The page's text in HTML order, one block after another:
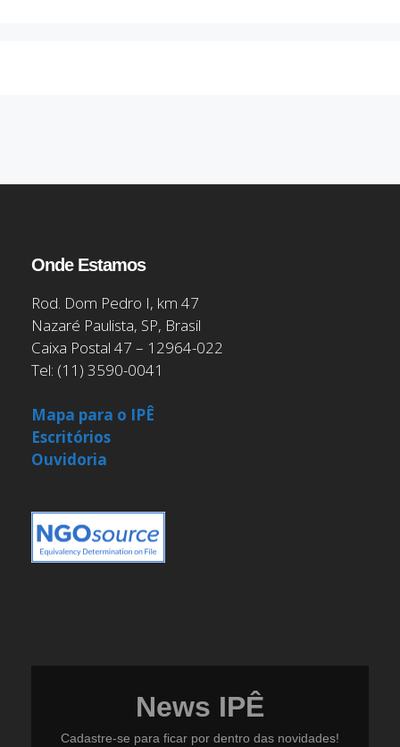
Onde Estamos
Rod. Dom Pedro I, km 47
Nazaré Paulista, SP, Brasil
Caixa Postal 47 – 12964-022
Tel: (11) 3590-0041
Mapa para o IPÊ
Escritórios
Ouvidoria
News IPÊ
Cadastre-se para ficar por dentro das novidades!